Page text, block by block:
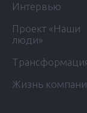
Интервью
Проект «Наши
люди»
Жизнь